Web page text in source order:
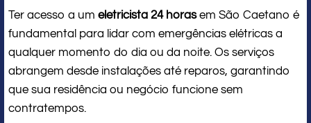
Ter acesso a um eletricista 24 horasem São Caetano é
fundamental para lidar com emergências elétricas a
qualquer momento do dia ou da noite. Os serviços
abrangem desde instalações até reparos, garantindo
que sua residência ou negócio funcione sem
contratempos.